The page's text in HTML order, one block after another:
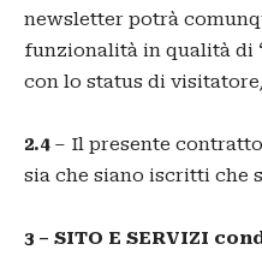
newsletter potrà
funzionalità in qualità di
con lo status di
2.4– Il presente
sia che siano iscritti che
3 – SITO E SERVIZI